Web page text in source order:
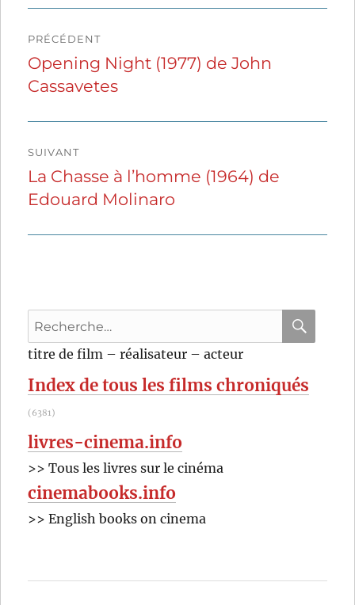
de
l’article
PRÉCÉDENT
Publication
précédente :
Opening Night (1977) de John
Cassavetes
SUIVANT
Publication
suivante :
La Chasse à l’homme (1964) de
Edouard Molinaro
Recherche
pour
:
titre de film – réalisateur – acteur
Index de tous les films chroniqués
(6381)
livres-cinema.info
>> Tous les livres sur le cinéma
cinemabooks.info
>> English books on cinema